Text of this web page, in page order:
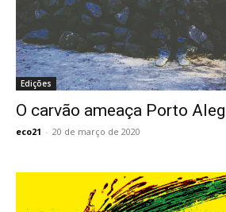
Edições
O carvão ameaça Porto
eco21 - 20 de março de 2020